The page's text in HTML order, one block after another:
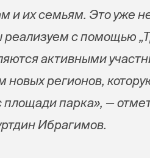
и их семьям. Это уже
с помощью
активными
регионов,
парка», —
Ибрагимов.